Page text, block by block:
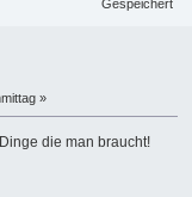
Gespeichert
»
die man braucht!